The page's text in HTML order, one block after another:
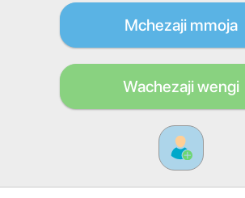
Mchezaji mmoja
Wachezaji wengi